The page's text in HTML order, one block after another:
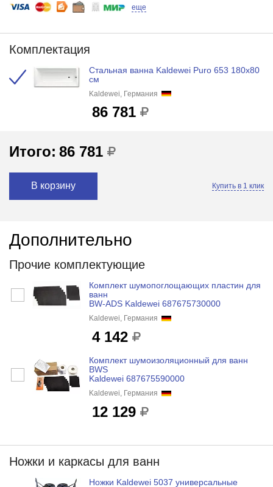
еще
Комплектация
Стальная ванна Kaldewei Puro 653 180x80
см
Kaldewei, Германия
86 781
Итого: 86 781
В корзину Купить в 1 клик
Дополнительно
Прочие комплектующие
Комплект шумопоглощающих пластин для
ванн
BW-ADS Kaldewei 687675730000
Kaldewei, Германия
4 142
Комплект шумоизоляционный для ванн
BWS
Kaldewei 687675590000
Kaldewei, Германия
12 129
Ножки и каркасы для ванн
Ножки Kaldewei 5037 универсальные